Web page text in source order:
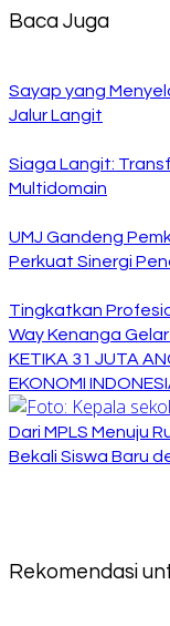
Baca Juga
Sayap yang
Jalur Langit
Siaga Langit:
Multidomain
UMJ Gandeng
Perkuat Sinergi
Tingkatkan
Way Kenanga
KETIKA 31 JUTA
EKONOMI
Dari MPLS Menuju
Bekali Siswa Baru
Rekomendasi